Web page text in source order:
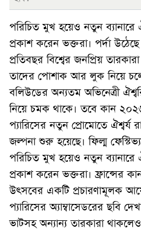
পরিচিত মুখ হয়েও নতুন ব্যানারে
প্রকাশ করেন ভক্তরা। পর্দা
প্রতিবছর বিশ্বের জনপ্রিয়
তাদের পোশাক আর লুক নিয়ে
বলিউডের অন্যতম অভিনেত্রী
নিয়ে চমক থাকে। তবে কান
প্যারিসের নতুন প্রোমোতে ঐশ্বর্য
জল্পনা শুরু হয়েছে। ফিল্ম
পরিচিত মুখ হয়েও নতুন ব্যানারে
প্রকাশ করেন ভক্তরা। ফ্রান্সের
উৎসবের একটি প্রচারণামূলক
প্যারিসের অ্যাম্বাসেডরের ছবি
ভাটসহ অন্যান্য তারকারা